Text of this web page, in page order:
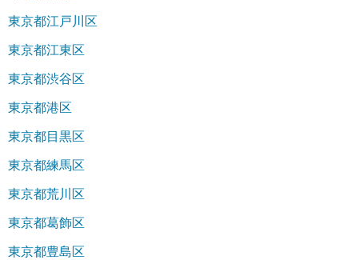
東京都江戸川区
東京都江東区
東京都渋谷区
東京都港区
東京都目黒区
東京都練馬区
東京都荒川区
東京都葛飾区
東京都豊島区